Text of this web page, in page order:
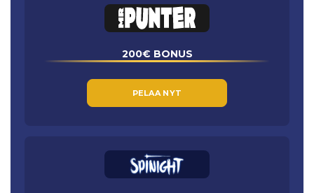
200€ BONUS
PELAA NYT